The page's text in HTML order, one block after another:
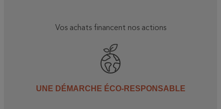
Vos achats financent nos actions
UNE DÉMARCHE ÉCO-RESPONSABLE